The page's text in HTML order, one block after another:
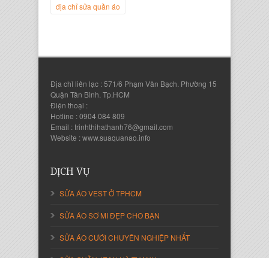
Nguyễn Thanh Sang
Giám Đốc Công ty Lam Sơn Phát
địa chỉ sửa quần áo
Địa chỉ liên lạc : 571/6 Phạm Văn Bạch. Phường 15
Quận Tân Bình. Tp.HCM
Điện thoại :
Hotline : 0904 084 809
Email : trinhthihathanh76@gmail.com
Website : www.suaquanao.info
DỊCH VỤ
SỬA ÁO VEST Ở TPHCM
SỬA ÁO SƠ MI ĐẸP CHO BẠN
SỬA ÁO CƯỚI CHUYÊN NGHIỆP NHẤT